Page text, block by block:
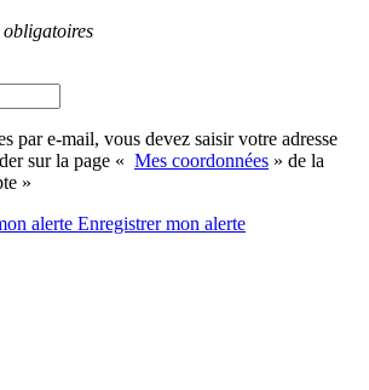
obligatoires
par e-mail, vous devez saisir votre adresse
sur la page « Mes coordonnées » de la
»
alerte Enregistrermon alerte